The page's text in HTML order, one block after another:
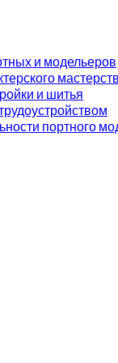
и модельеров
и шитья
портного